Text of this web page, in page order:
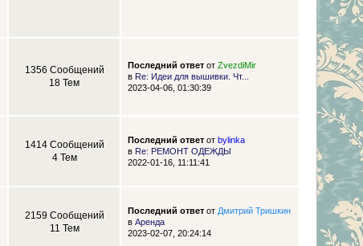
1356 Сообщений
18 Тем
Последний ответот ZvezdiMir
в Re: Идеи для вышивки. Чт...
2023-04-06, 01:30:39
1414 Сообщений
4 Тем
Последний ответот bylinka
в Re: РЕМОНТ ОДЕЖДЫ
2022-01-16, 11:11:41
2159 Сообщений
11 Тем
Последний ответот Дмитрий Тришкин
в Аренда
2023-02-07, 20:24:14